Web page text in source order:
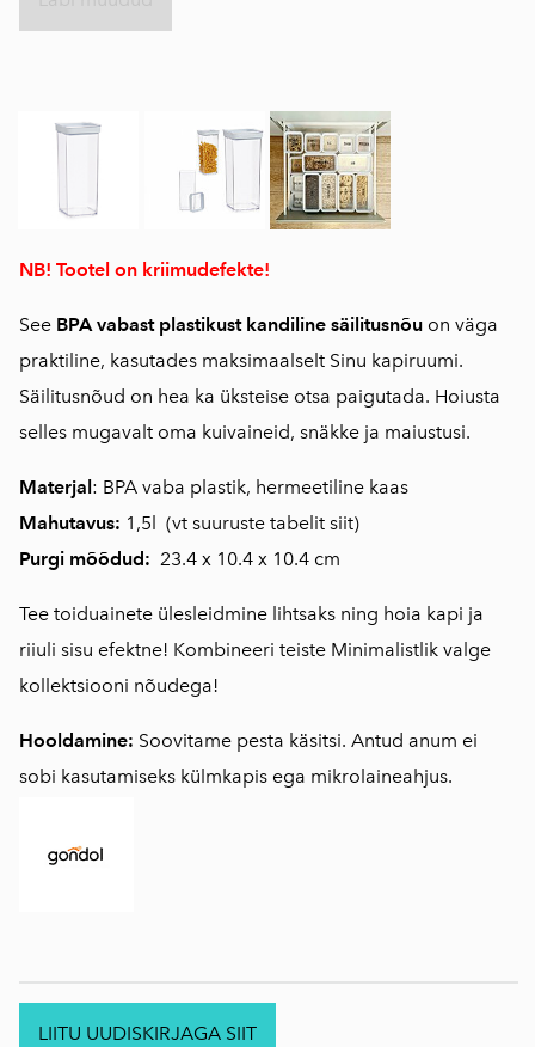
NB! Tootel on kriimudefekte!
See BPA vabast plastikust kandiline säilitusnõu on väga
praktiline, kasutades maksimaalselt Sinu kapiruumi.
Säilitusnõud on hea ka üksteise otsa paigutada. Hoiusta
selles mugavalt oma kuivaineid, snäkke ja maiustusi.
Materjal : BPA vaba plastik, hermeetiline kaas
Mahutavus: 1,5l (vt suuruste tabelit siit)
Purgi mõõdud: 23.4 x 10.4 x 10.4 cm
Tee toiduainete ülesleidmine lihtsaks ning hoia kapi ja
riiuli sisu efektne! Kombineeri teiste Minimalistlik valge
kollektsiooni nõudega!
Hooldamine: Soovitame pesta käsitsi. Antud anum ei
sobi kasutamiseks külmkapis ega mikrolaineahjus.
LIITU UUDISKIRJAGA SIIT